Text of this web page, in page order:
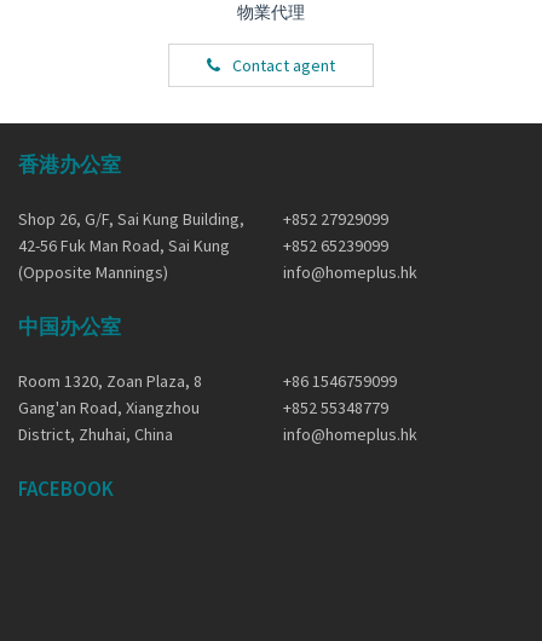
物業代理
Contact agent
香港办公室
Shop 26, G/F, Sai Kung Building,
42-56 Fuk Man Road, Sai Kung
(Opposite Mannings)
+852 27929099
+852 65239099
info@homeplus.hk
中国办公室
Room 1320, Zoan Plaza, 8
Gang'an Road, Xiangzhou
District, Zhuhai, China
+86 1546759099
+852 55348779
info@homeplus.hk
FACEBOOK